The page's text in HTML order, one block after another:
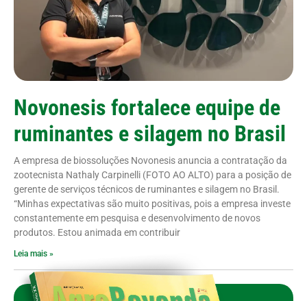
Novonesis fortalece equipe de
ruminantes e silagem no Brasil
A empresa de biossoluções Novonesis anuncia a contratação da
zootecnista Nathaly Carpinelli (FOTO AO ALTO) para a posição de
gerente de serviços técnicos de ruminantes e silagem no Brasil.
“Minhas expectativas são muito positivas, pois a empresa investe
constantemente em pesquisa e desenvolvimento de novos
produtos. Estou animada em contribuir
Leia mais »